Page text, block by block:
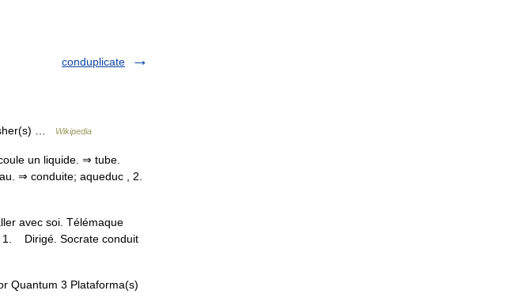
conduplicate
… Wikipedia
un liquide. ⇒ tube.
⇒ conduite; aqueduc , 2.
avec soi. Télémaque
1. Dirigé. Socrate conduit
Quantum 3 Plataforma(s)